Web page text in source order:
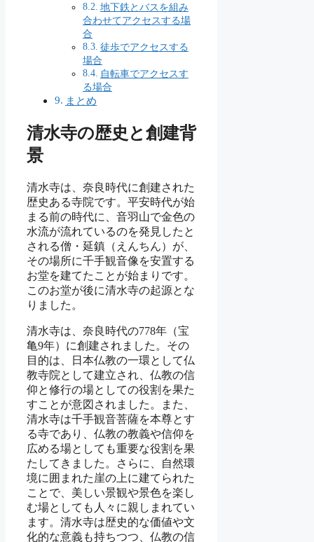
地下鉄とバスを組み
合わせてアクセスする場
合
徒歩でアクセスする
場合
自転車でアクセスす
る場合
まとめ
清水寺の歴史と創建背
景
清水寺は、奈良時代に創建された
歴史ある寺院です。平安時代が始
まる前の時代に、音羽山で金色の
水流が流れているのを発見したと
される僧・延鎮（えんちん）が、
その場所に千手観音像を安置する
お堂を建てたことが始まりです。
このお堂が後に清水寺の起源とな
りました。
清水寺は、奈良時代の778年（宝
亀9年）に創建されました。その
目的は、日本仏教の一環として仏
教寺院として建立され、仏教の信
仰と修行の場としての役割を果た
すことが意図されました。また、
清水寺は千手観音菩薩を本尊とす
る寺であり、仏教の教義や信仰を
広める場としても重要な役割を果
たしてきました。さらに、自然環
境に囲まれた崖の上に建てられた
ことで、美しい景観や景色を楽し
む場としても人々に親しまれてい
ます。清水寺は歴史的な価値や文
化的な意義も持ちつつ、仏教の信